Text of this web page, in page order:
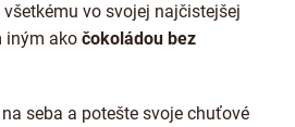
vo svojej najčistejšej
iným ako čokoládou bez
seba a potešte svoje chuťové